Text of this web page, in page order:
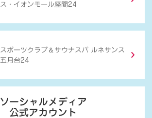
ス・イオンモール座間24
スポーツクラブ ＆ サウナスパ ルネサンス
五月台24
ソーシャルメディア
公式アカウント